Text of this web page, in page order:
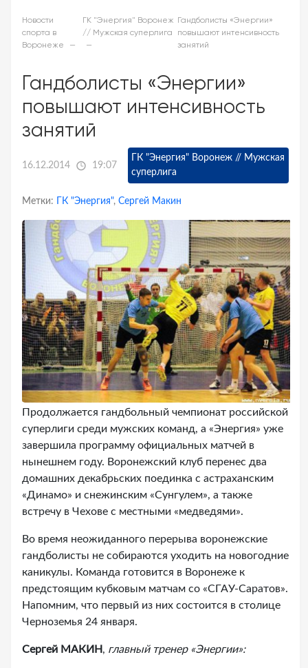
Новости
спорта в
Воронеже
ГК "Энергия" Воронеж
// Мужская суперлига
Гандболисты «Энергии»
повышают интенсивность
занятий
Гандболисты «Энергии»
повышают интенсивность
занятий
16.12.2014 19:07
ГК "Энергия" Воронеж // Мужская
суперлига
Метки: ГК "Энергия", Сергей Макин
Продолжается гандбольный чемпионат российской
суперлиги среди мужских команд, а «Энергия» уже
завершила программу официальных матчей в
нынешнем году. Воронежский клуб перенес два
домашних декабрьских поединка с астраханским
«Динамо» и снежинским «Сунгулем», а также
встречу в Чехове с местными «медведями».
Во время неожиданного перерыва воронежские
гандболисты не собираются уходить на новогодние
каникулы. Команда готовится в Воронеже к
предстоящим кубковым матчам со «СГАУ-Саратов».
Напомним, что первый из них состоится в столице
Черноземья 24 января.
Сергей МАКИН, главный тренер «Энергии»: